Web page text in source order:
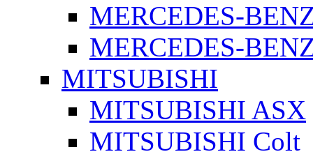
MERCEDES-
MERCEDES-
MITSUBISHI
MITSUBISHI ASX
MITSUBISHI Colt